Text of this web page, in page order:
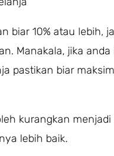
biar 10% atau lebih,
Manakala, jika anda
pastikan biar
kurangkan menjadi
lebih baik.